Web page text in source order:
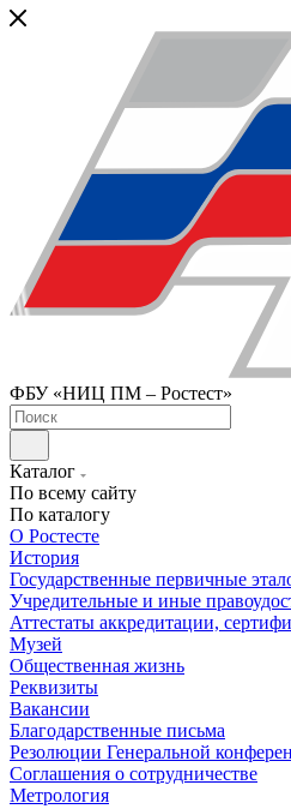
ФБУ «НИЦ ПМ – Ростест»
Каталог
По всему сайту
По каталогу
О Ростесте
История
Государственные первичные
Учредительные и иные
Аттестаты аккредитации,
Музей
Общественная жизнь
Реквизиты
Вакансии
Благодарственные письма
Резолюции Генеральной
Соглашения о сотрудничестве
Метрология